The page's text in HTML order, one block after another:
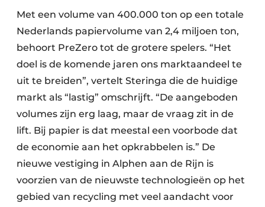
Met een volume van 400.000 ton op een totale
Nederlands papiervolume van 2,4 miljoen ton,
behoort PreZero tot de grotere spelers. “Het
doel is de komende jaren ons marktaandeel te
uit te breiden”, vertelt Steringa die de huidige
markt als “lastig” omschrijft. “De aangeboden
volumes zijn erg laag, maar de vraag zit in de
lift. Bij papier is dat meestal een voorbode dat
de economie aan het opkrabbelen is.” De
nieuwe vestiging in Alphen aan de Rijn is
voorzien van de nieuwste technologieën op het
gebied van recycling met veel aandacht voor